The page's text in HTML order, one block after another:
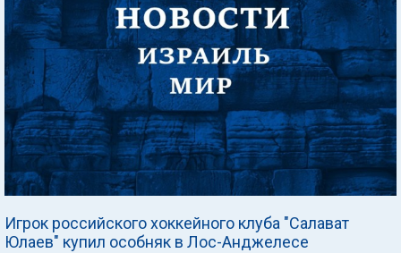
Игрок российского хоккейного клуба "Салават
Юлаев" купил особняк в Лос-Анджелесе